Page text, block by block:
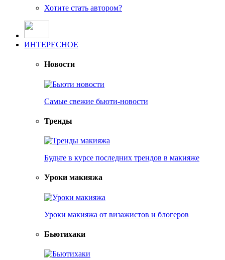
Хотите стать автором?
ИНТЕРЕСНОЕ
Новости
Самые свежие бьюти-новости
Тренды
Будьте в курсе последних трендов в макияже
Уроки макияжа
Уроки макияжа от визажистов и блогеров
Бьютихаки